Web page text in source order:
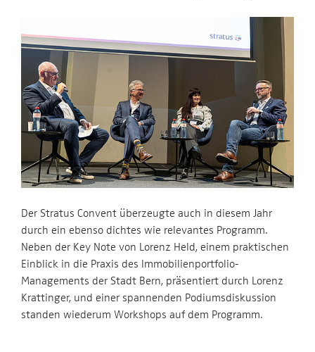
Der Stratus Convent überzeugte auch in diesem Jahr
durch ein ebenso dichtes wie relevantes Programm.
Neben der Key Note von Lorenz Held, einem praktischen
Einblick in die Praxis des Immobilienportfolio-
Managements der Stadt Bern, präsentiert durch Lorenz
Krattinger, und einer spannenden Podiumsdiskussion
standen wiederum Workshops auf dem Programm.